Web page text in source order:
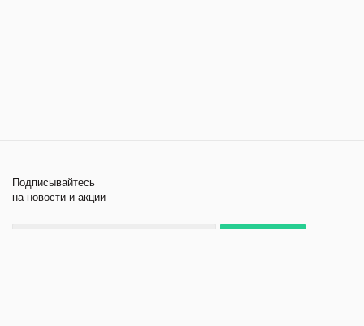
Подписывайтесь
на новости и акции